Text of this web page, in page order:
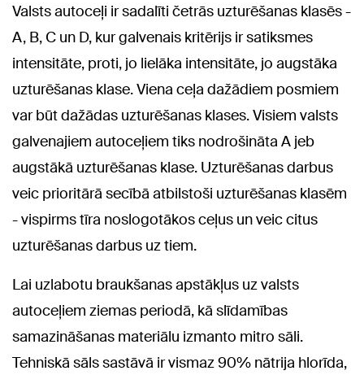
Valsts autoceļi ir sadalīti četrās uzturēšanas klasēs -
A, B, C un D, kur galvenais kritērijs ir satiksmes
intensitāte, proti, jo lielāka intensitāte, jo augstāka
uzturēšanas klase. Viena ceļa dažādiem posmiem
var būt dažādas uzturēšanas klases. Visiem valsts
galvenajiem autoceļiem tiks nodrošināta A jeb
augstākā uzturēšanas klase. Uzturēšanas darbus
veic prioritārā secībā atbilstoši uzturēšanas klasēm
- vispirms tīra noslogotākos ceļus un veic citus
uzturēšanas darbus uz tiem.
Lai uzlabotu braukšanas apstākļus uz valsts
autoceļiem ziemas periodā, kā slīdamības
samazināšanas materiālu izmanto mitro sāli.
Tehniskā sāls sastāvā ir vismaz 90% nātrija hlorīda,